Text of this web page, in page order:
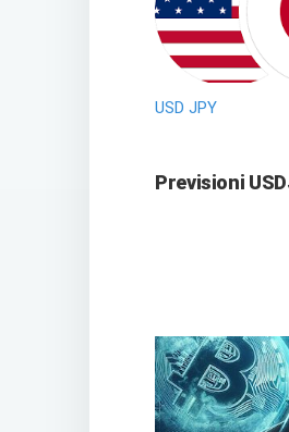
USD JPY
Previsioni